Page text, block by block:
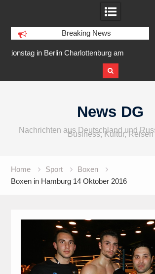
Breaking News
am
IFA 2026 Audio wird größer,
internationaler und vielfältiger
News DG
Nachrichten aus Deutschland und
Business, Kultur, Reisen
Home Sport
Boxen
Boxen in Hamburg 14 Oktober 2016